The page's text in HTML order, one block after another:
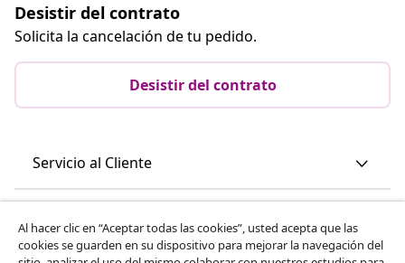
Desistir del contrato
Solicita la cancelación de tu pedido.
Desistir del contrato
Servicio al Cliente
Al hacer clic en “Aceptar todas las cookies”, usted acepta que las
cookies se guarden en su dispositivo para mejorar la navegación del